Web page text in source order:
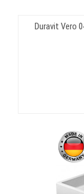
Duravit Vero